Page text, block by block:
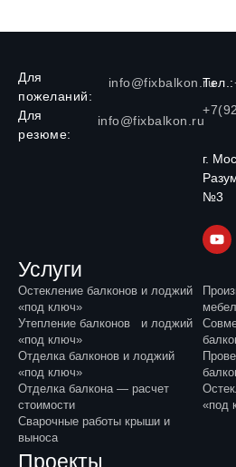
Для
пожеланий:
info@fixbalkon.ru
Для
резюме:
info@fixbalkon.ru
Тел.:
г.
№3
Услуги
Остекление балконов и лоджий
«под ключ»
Утепление балконов и лоджий
«под ключ»
Отделка балконов и лоджий
«под ключ»
Отделка балкона — расчет
стоимости
Сварочные работы крыши и
выноса
«под
Проекты